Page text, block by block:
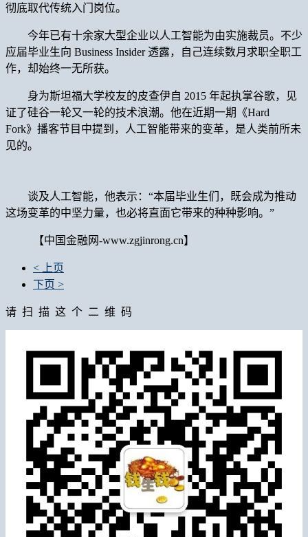
彻底取代传统入门岗位。
今年已有十余家大型企业以人工智能为由实施裁员。不少
应届毕业生向 Business Insider 透露，自己连续数月求职全职工
作，却始终一无所获。
身为斯坦福大学校友的皮查伊自 2015 年起执掌谷歌，见
证了硅谷一轮又一轮的技术浪潮。他在近期一期《Hard
Fork》播客节目中提到，人工智能带来的变革，是人类前所未
见的。
谈及人工智能，他表示：“本届毕业生们，既会成为推动
这场变革的中坚力量，也必将直面它带来的种种影响。”
【中国金融网-www.zgjinrong.cn】
< 上页
下页 >
请 扫 描 这 个 二 维 码